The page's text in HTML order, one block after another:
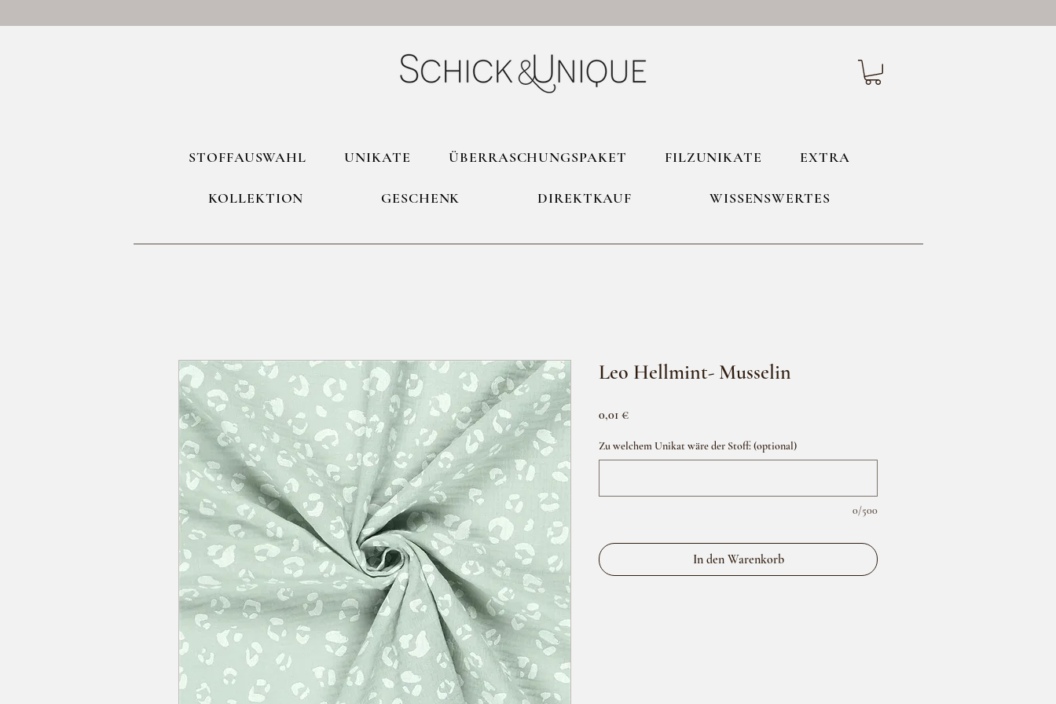
STOFFAUSWAHL UNIKATE ÜBERRASCHUNGSPAKET FILZUNIKATE EXTRA
KOLLEKTION GESCHENK DIREKTKAUF WISSENSWERTES
Leo Hellmint- Musselin
0,01 €Preis
Zu welchem Unikat wäre der Stoff: (optional)
0/500
In den Warenkorb